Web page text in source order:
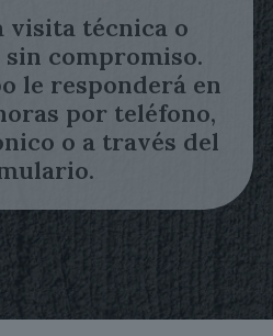
visita técnica o
compromiso.
le responderá en
por teléfono,
o a través del